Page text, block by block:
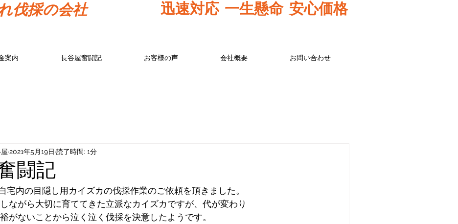
伐採の会社 ​迅速対応 ​一生懸命 安心価格
案内 長谷屋奮闘記 お客様の声 会社概要 お問い合わせ
闘記
2021年5月19日 読了時間: 1分
宅内の目隠し用カイズカの伐採作業のご依頼を頂きました。
ながら大切に育ててきた立派なカイズカですが、代が変わり
がないことから泣く泣く伐採を決意したようです。